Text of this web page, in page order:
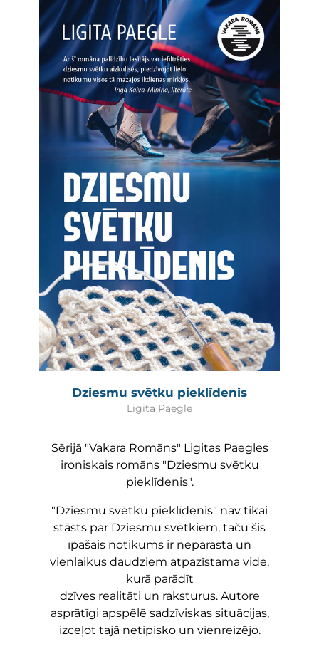
Dziesmu svētku pieklīdenis
Ligita Paegle
Sērijā "Vakara Romāns" Ligitas Paegles
ironiskais romāns "Dziesmu svētku
pieklīdenis".
"Dziesmu svētku pieklīdenis" nav tikai
stāsts par Dziesmu svētkiem, taču šis
īpašais notikums ir neparasta un
vienlaikus daudziem atpazīstama vide,
kurā parādīt
dzīves realitāti un raksturus. Autore
asprātīgi apspēlē sadzīviskas situācijas,
izceļot tajā netipisko un vienreizējo.